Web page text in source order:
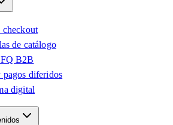
de catálogo
B2B
pagos diferidos
digital